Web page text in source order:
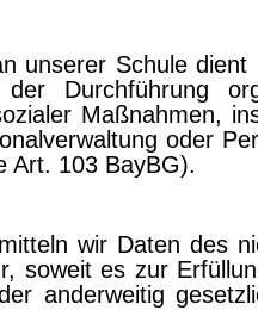
un­se­rer Schu­le dient
der Durch­füh­rung
Maß­nah­men,
oder
Art. 103 BayBG).
wir Daten des
so­weit es zur
an­der­wei­tig